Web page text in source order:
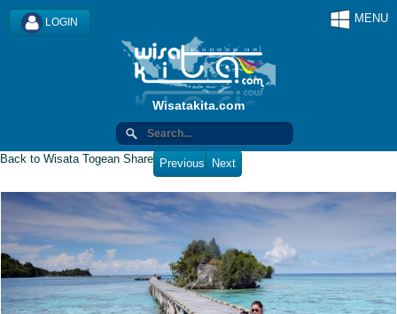
MENU
LOGIN
Wisatakita.com
Back to Wisata Togean Share Previous Next